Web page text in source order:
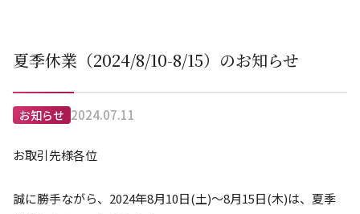
夏季休業（2024/8/10-8/15）のお知らせ
お知らせ 2024.07.11
お取引先様各位
誠に勝手ながら、2024年8月10日(土)～8月15日(木)は、夏季